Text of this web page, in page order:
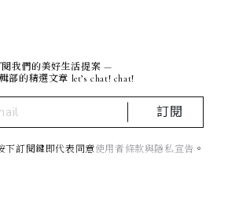
閱我們的美好生活提案 —
部的精選文章 let’s chat! chat!
訂閱
下訂閱鍵即代表同意使用者條款與隱私宣告 。